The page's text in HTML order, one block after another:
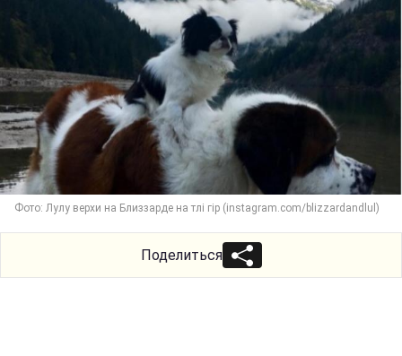
Фото: Лулу верхи на Близзарде на тлі гір (instagram.com/blizzardandlul)
Поделиться